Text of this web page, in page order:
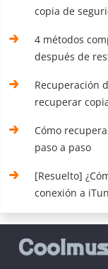
copia de
4 métodos
después de
Recuperación
recuperar
Cómo
paso a paso
[Resuelto]
conexión a